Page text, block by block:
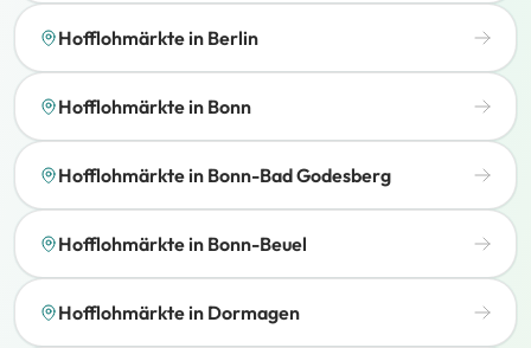
Hofflohmärkte in Berlin
Hofflohmärkte in Bonn
Hofflohmärkte in Bonn-Bad Godesberg
Hofflohmärkte in Bonn-Beuel
Hofflohmärkte in Dormagen